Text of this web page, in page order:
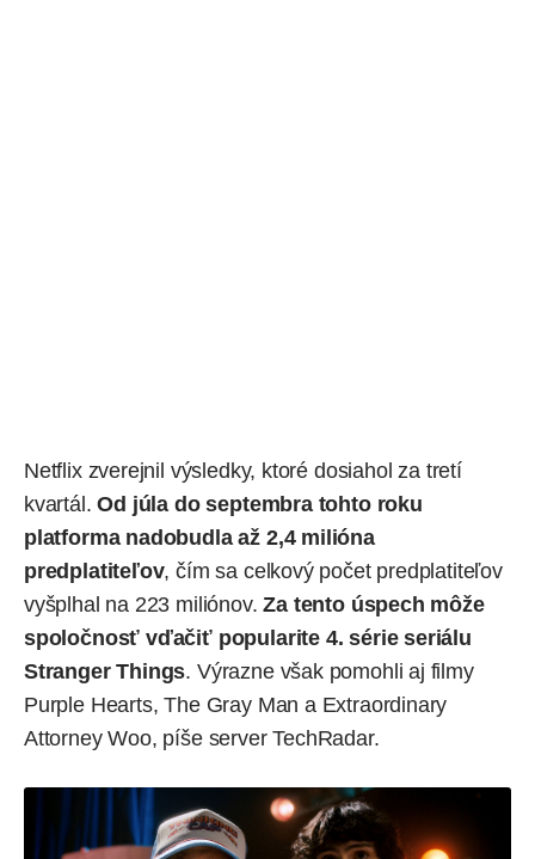
Netflix zverejnil výsledky, ktoré dosiahol za tretí
kvartál.Od júla do septembra tohto roku
platforma nadobudla až 2,4 milióna
predplatiteľov, čím sa celkový počet predplatiteľov
vyšplhal na 223 miliónov.Za tento úspech môže
spoločnosť vďačiť popularite 4. série seriálu
Stranger Things. Výrazne však pomohli aj filmy
Purple Hearts, The Gray Man a Extraordinary
Attorney Woo, píše serverTechRadar.